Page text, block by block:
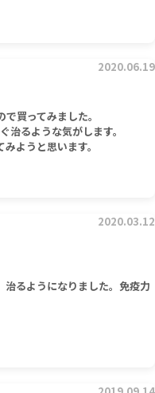
2020.06.19
買ってみました。
治るような気がします。
ようと思います。
2020.03.12
るようになりました。免疫力